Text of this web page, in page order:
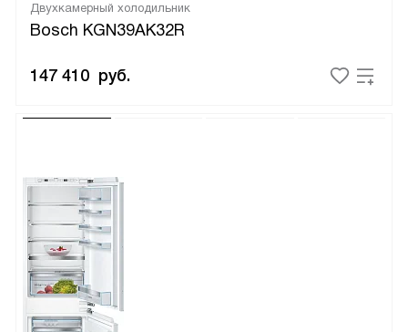
Двухкамерный холодильник
Bosch KGN39AK32R
147 410 руб.